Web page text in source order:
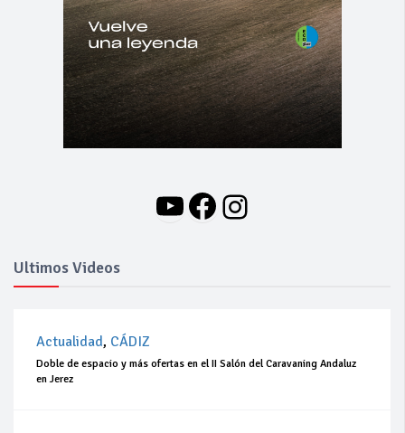
YouTube
Facebook
Instagram
Ultimos Videos
Actualidad, CÁDIZ
Doble de espacio y más ofertas en el II Salón del Caravaning Andaluz
en Jerez